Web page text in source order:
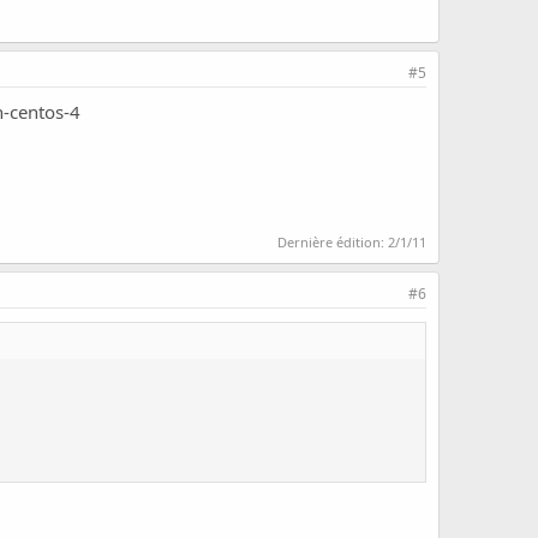
#5
centos-4
Dernière édition: 2/1/11
#6